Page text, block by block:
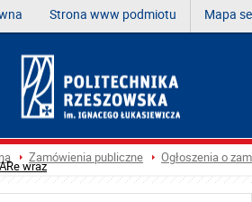
Strona www podmiotu Mapa
Zamówienia publiczne Ogłoszenia o
wraz